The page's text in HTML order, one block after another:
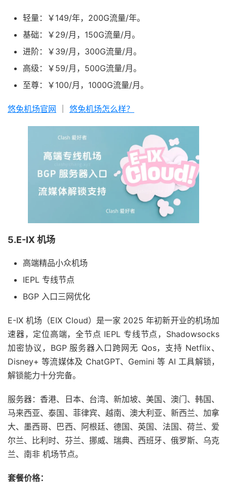
轻量：￥149/年，200G流量/年。
基础：￥29/月，150G流量/月。
进阶：￥39/月，300G流量/月。
高级：￥59/月，500G流量/月。
至尊：￥100/月，1000G流量/月。
悠兔机场官网 悠兔机场怎么样？
5.E-IX 机场
高端精品小众机场
IEPL 专线节点
BGP 入口三网优化
E-IX 机场（EIX Cloud）是一家 2025 年初新开业的机场加
速器，定位高端，全节点 IEPL 专线节点，Shadowsocks
加密协议，BGP 服务器入口跨网无 Qos，支持 Netflix、
Disney+ 等流媒体及 ChatGPT、Gemini 等 AI 工具解锁，
解锁能力十分完备。
服务器：香港、日本、台湾、新加坡、美国、澳门、韩国、
马来西亚、泰国、菲律宾、越南、澳大利亚、新西兰、加拿
大、墨西哥、巴西、阿根廷、德国、英国、法国、荷兰、爱
尔兰、比利时、芬兰、挪威、瑞典、西班牙、俄罗斯、乌克
兰、南非 机场节点。
套餐价格：